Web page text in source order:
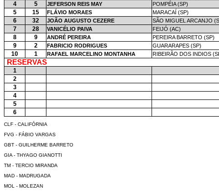
4 5 JEFERSON REIS MAY POMPÉIA (SP)
5 15 FLÁVIO MORAES MARACAÍ (SP)
6 32 JOÃO AUGUSTO CEZERE SÃO MIGUEL ARCANJO
7 28 VANICÉLIO PAIVA FEIJÓ (AC)
8 9 ANDRÉ PEREIRA PEREIRA BARRETO (SP)
9 2 FABRICIO RODRIGUES GUARARAPES (SP)
10 1 RAFAEL MARCELINO MONTANHA RIBEIRÃO DOS INDIOS
RESERVAS
1
2
3
4
5
6
CLF - CALIFÓRNIA
FVG - FÁBIO VARGAS
GBT - GUILHERME BARRETO
GIA - THYAGO GIANOTTI
TM - TERCIO MIRANDA
MAD - MADRUGADA
MOL - MOLEZAN